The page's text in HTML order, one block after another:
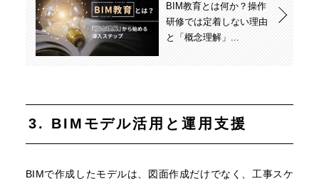
BIM教育とは何か？操作
研修では定着しない理由
と「概念理解」...
3. BIMモデル活用と運用支援
BIMで作成したモデルは、図面作成だけでなく、工事スケ